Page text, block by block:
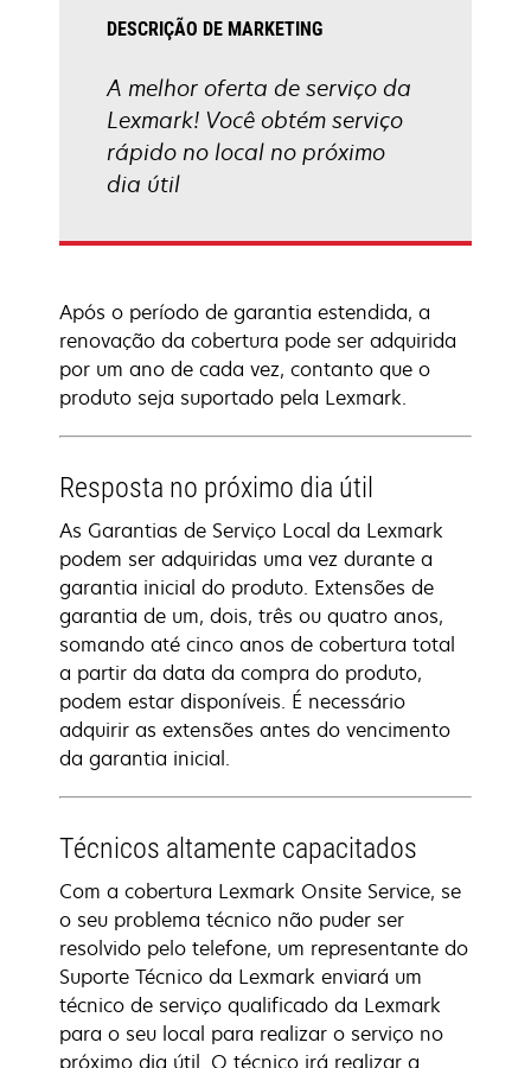
DESCRIÇÃO DE MARKETING
A melhor oferta de serviço da
Lexmark! Você obtém serviço
rápido no local no próximo
dia útil
Após o período de garantia estendida, a
renovação da cobertura pode ser adquirida
por um ano de cada vez, contanto que o
produto seja suportado pela Lexmark.
Resposta no próximo dia útil
As Garantias de Serviço Local da Lexmark
podem ser adquiridas uma vez durante a
garantia inicial do produto. Extensões de
garantia de um, dois, três ou quatro anos,
somando até cinco anos de cobertura total
a partir da data da compra do produto,
podem estar disponíveis. É necessário
adquirir as extensões antes do vencimento
da garantia inicial.
Técnicos altamente capacitados
Com a cobertura Lexmark Onsite Service, se
o seu problema técnico não puder ser
resolvido pelo telefone, um representante do
Suporte Técnico da Lexmark enviará um
técnico de serviço qualificado da Lexmark
para o seu local para realizar o serviço no
próximo dia útil. O técnico irá realizar a